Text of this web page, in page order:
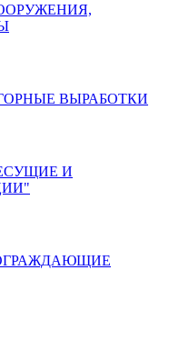
ВЫРАБОТКИ
И
ОГРАЖДАЮЩИЕ